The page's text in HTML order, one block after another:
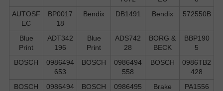
AUTOSF
EC
BP0017
18
Bendix DB1491 Bendix 572550B
Blue
Print
ADT342
196
Blue
Print
ADS742
28
BORG &
BECK
BBP190
5
BOSCH
0986494
653
BOSCH
0986494
558
BOSCH
0986TB2
428
BOSCH
0986494
BOSCH
0986495
Brake
PA1556